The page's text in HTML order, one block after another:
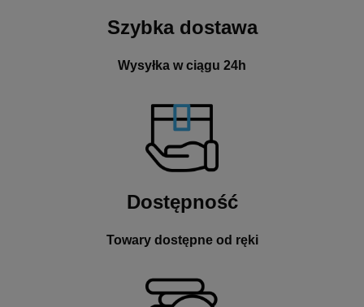
Szybka dostawa
Wysyłka w ciągu 24h
Dostępność
Towary dostępne od ręki